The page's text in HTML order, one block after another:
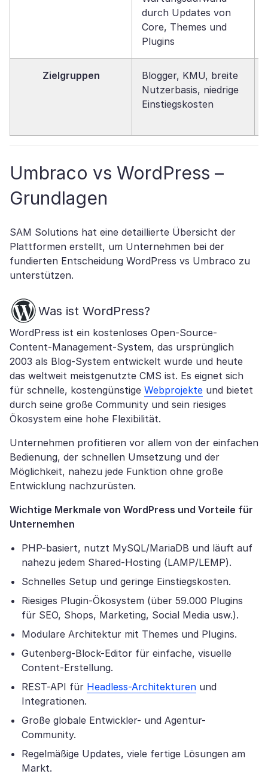
durch Updates von
Core, Themes und
Plugins
Zielgruppen
Blogger, KMU, breite
Nutzerbasis, niedrige
Einstiegskosten
Umbraco vs WordPress –
Grundlagen
SAM Solutions hat eine detaillierte Übersicht der
Plattformen erstellt, um Unternehmen bei der
fundierten Entscheidung WordPress vs Umbraco zu
unterstützen.
Was ist WordPress?
WordPress ist ein kostenloses Open-Source-
Content-Management-System, das ursprünglich
2003 als Blog-System entwickelt wurde und heute
das weltweit meistgenutzte CMS ist. Es eignet sich
für schnelle, kostengünstige Webprojekte und bietet
durch seine große Community und sein riesiges
Ökosystem eine hohe Flexibilität.
Unternehmen profitieren vor allem von der einfachen
Bedienung, der schnellen Umsetzung und der
Möglichkeit, nahezu jede Funktion ohne große
Entwicklung nachzurüsten.
Wichtige Merkmale von WordPress und Vorteile für
Unternemhen
PHP-basiert, nutzt MySQL/MariaDB und läuft auf
nahezu jedem Shared-Hosting (LAMP/LEMP).
Schnelles Setup und geringe Einstiegskosten.
Riesiges Plugin-Ökosystem (über 59.000 Plugins
für SEO, Shops, Marketing, Social Media usw.).
Modulare Architektur mit Themes und Plugins.
Gutenberg-Block-Editor für einfache, visuelle
Content-Erstellung.
REST-API für Headless-Architekturen und
Integrationen.
Große globale Entwickler- und Agentur-
Community.
Regelmäßige Updates, viele fertige Lösungen am
Markt.